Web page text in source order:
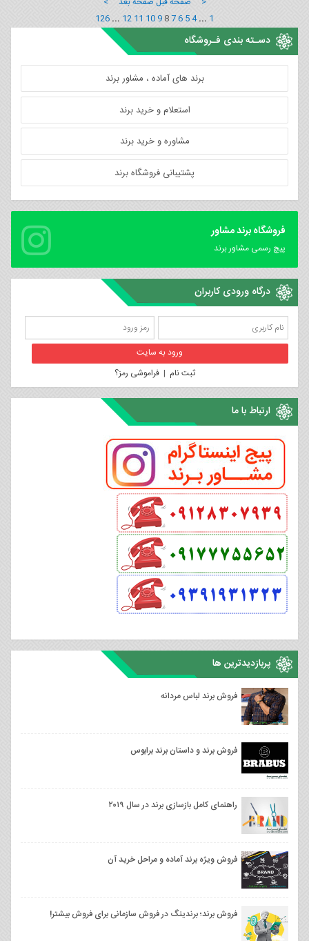
1
...
4
5
6
7
8
9
10
11
12
...
126
دسـته بندی فـروشگاه
برند های آماده ، مشاور برند
استعلام و خرید برند
مشاوره و خرید برند
پشتیبانی فروشگاه برند
فروشگاه برند مشاور
پیچ رسمی مشاور برند
درگاه ورودی کاربران
ثبت نام |فراموشی رمز؟
ارتباط با ما
پربازدیدترین ها
فروش برند لباس مردانه
فروش برند و داستان برند برابوس
راهنمای کامل بازسازی برند در سال ۲۰۱۹
فروش ویژه برند آماده و مراحل خرید آن
فروش برند؛ برندینگ در فروش سازمانی برای فروش بیشتر!